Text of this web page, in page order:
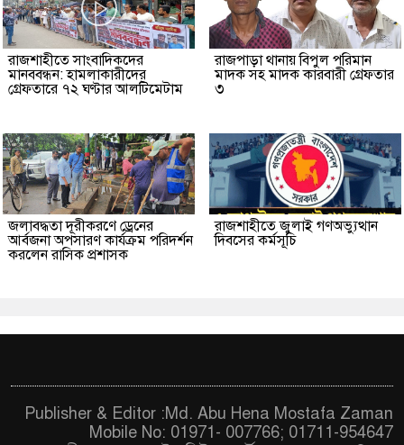
রাজশাহীতে সাংবাদিকদের
মানববন্ধন: হামলাকারীদের
গ্রেফতারে ৭২ ঘণ্টার আলটিমেটাম
রাজপাড়া থানায় বিপুল পরিমান
মাদক সহ মাদক কারবারী গ্রেফতার
৩
জলাবদ্ধতা দূরীকরণে ড্রেনের
আর্বজনা অপসারণ কার্যক্রম পরিদর্শন
করলেন রাসিক প্রশাসক
রাজশাহীতে জুলাই গণঅভ্যুত্থান
দিবসের কর্মসূচি
Publisher & Editor :Md. Abu Hena Mostafa Zaman
Mobile No: 01971- 007766; 01711-954647